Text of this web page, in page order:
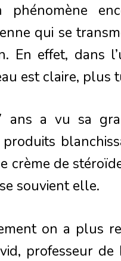
phénomène
qui se
En effet, dans
est claire, plus
ans a vu sa
produits
crème de
souvient elle.
on a plus
professeur